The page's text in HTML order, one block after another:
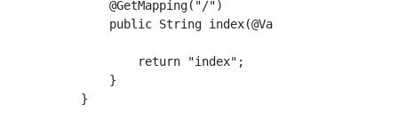
    @GetMapping("/")
public String index(@Validated User
        return "index";
    }